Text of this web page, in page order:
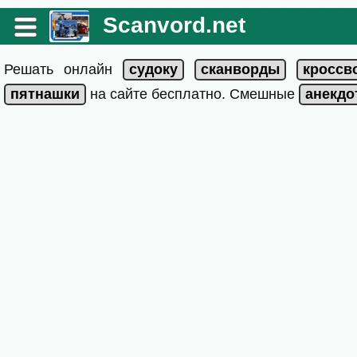
Scanvord.net
Решать онлайн
на сайте бесплатно. Смешные